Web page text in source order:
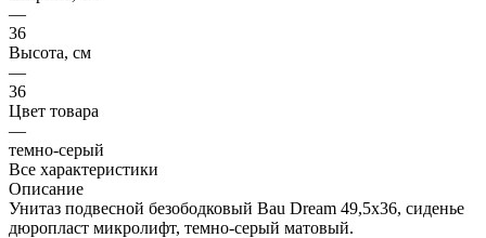
—
36
Высота, см
—
36
Цвет товара
—
темно-серый
Все характеристики
Описание
Унитаз подвесной безободковый Bau Dream 49,5х36, сиденье
дюропласт микролифт, темно-серый матовый.